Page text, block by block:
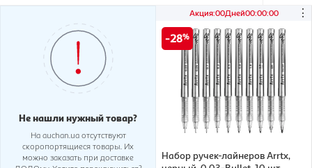
Не нашли нужный товар?
На auchan.ua отсутствуют
скоропортящиеся товары. Их
можно заказать при доставке
Акция:00Дней00:00:00
⋮
28
Набор ручек-лайнеров Arrtx,